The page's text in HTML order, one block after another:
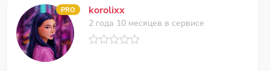
PRO korolixx
2 года 10 месяцев в сервисе